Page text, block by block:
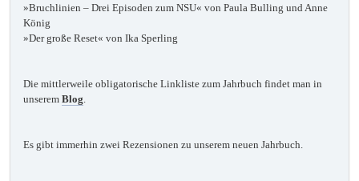
»Bruchlinien – Drei Episoden zum NSU« von Paula Bulling und Anne
König
»Der große Reset« von Ika Sperling
Die mittlerweile obligatorische Linkliste zum Jahrbuch findet man in
unserem Blog
Es gibt immerhin zwei Rezensionen zu unserem neuen Jahrbuch.